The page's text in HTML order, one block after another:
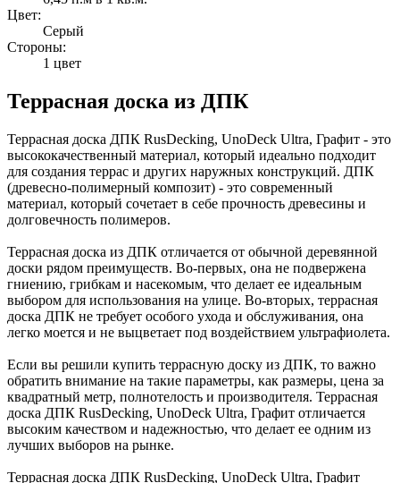
Цвет:
Серый
Стороны:
1 цвет
Террасная доска из ДПК
Террасная доска ДПК RusDecking, UnoDeck Ultra, Графит - это
высококачественный материал, который идеально подходит
для создания террас и других наружных конструкций. ДПК
(древесно-полимерный композит) - это современный
материал, который сочетает в себе прочность древесины и
долговечность полимеров.
Террасная доска из ДПК отличается от обычной деревянной
доски рядом преимуществ. Во-первых, она не подвержена
гниению, грибкам и насекомым, что делает ее идеальным
выбором для использования на улице. Во-вторых, террасная
доска ДПК не требует особого ухода и обслуживания, она
легко моется и не выцветает под воздействием ультрафиолета.
Если вы решили купить террасную доску из ДПК, то важно
обратить внимание на такие параметры, как размеры, цена за
квадратный метр, полнотелость и производителя. Террасная
доска ДПК RusDecking, UnoDeck Ultra, Графит отличается
высоким качеством и надежностью, что делает ее одним из
лучших выборов на рынке.
Террасная доска ДПК RusDecking, UnoDeck Ultra, Графит